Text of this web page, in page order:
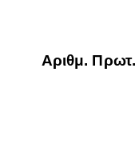
Α­ριθμ.